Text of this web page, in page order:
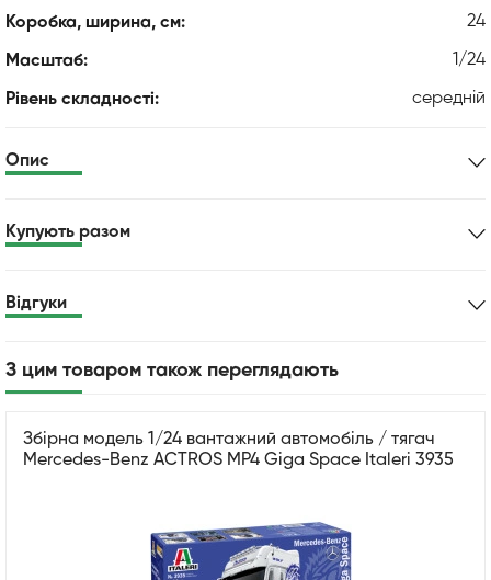
Коробка, ширина, см: 24
Масштаб: 1/24
Рівень складності: середній
Опис
Купують разом
Відгуки
З цим товаром також переглядають
Збірна модель 1/24 вантажний автомобіль / тягач
Mercedes-Benz ACTROS MP4 Giga Space Italeri 3935